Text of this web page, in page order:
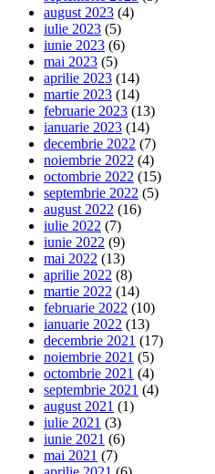
august 2023 (4)
iulie 2023 (5)
iunie 2023 (6)
mai 2023 (5)
aprilie 2023 (14)
martie 2023 (14)
februarie 2023 (13)
ianuarie 2023 (14)
decembrie 2022 (7)
noiembrie 2022 (4)
octombrie 2022 (15)
septembrie 2022 (5)
august 2022 (16)
iulie 2022 (7)
iunie 2022 (9)
mai 2022 (13)
aprilie 2022 (8)
martie 2022 (14)
februarie 2022 (10)
ianuarie 2022 (13)
decembrie 2021 (17)
noiembrie 2021 (5)
octombrie 2021 (4)
septembrie 2021 (4)
august 2021 (1)
iulie 2021 (3)
iunie 2021 (6)
mai 2021 (7)